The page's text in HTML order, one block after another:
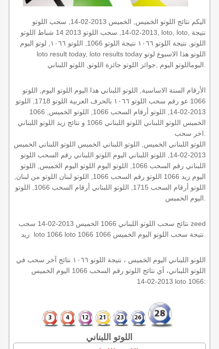
اليكم نتائج اللوتو الخميس, الخميس 2013-02-14, سحب اللوتو
2013-02-14, سحب اللوتو 2013 14 شباط اللوتو, loto, loto, نتيجة
اللوتو, نتيجة اللوتو ١٠٦٦ نتيجة اللوتو 1066, اللوتو ١٠٦٦, لوتو اليوم
loto result today, loto results today اللوتو هذا الاسبوع لوتو
الأرقام الستة الاساسية, اللوتو اللبناني هذا اليوم اللوتو اليوم, اللوتو
1066 عو رقم سحب اللوتو ١٠٦٦ بالحرف العربية اللوتو 1718, اللوتو
2013-02-14, اللوتو أرقام السحب 1066, اللوتو الخميس, 1066
الخميس اللوتو اللبناني اللوتو اللبناني 1066 و نتائج زيد اللوتو اللبناني
اللوتو اللبناني الخميس, اللوتو اللبناني الخميس اللوتو اللبناني الخميس
2013-02-14, اللوتو اللبناني اليوم اللوتو اللبناني رقم السحب اللوتو
اللبناني رقم السحب 1066, اللوتو اليوم اللوتو اليوم الخميس, اللوتو
اليوم زيد 1066 اللوتو رقم السحب 1066, اللوتو لبنان اللوتو من لبنان,
اللوتو أرقام السحب 1715, اللوتو اللبناني أرقام السحب 1066, اللوتو
نتائج سحب اللوتو اللبناني 1066 الخميس 2013-02-14 سحب zeed
اللوتو اللبناني اليوم الخميس ، نتيجة اللوتو ١٠٦٦ نتائج آخر سحب في
اللوتو اللبناني، أي نتائج اللوتو رقم السحب 1066 اليوم الخميس
2013-02-14 loto 1066:
اللوتو اللبناني